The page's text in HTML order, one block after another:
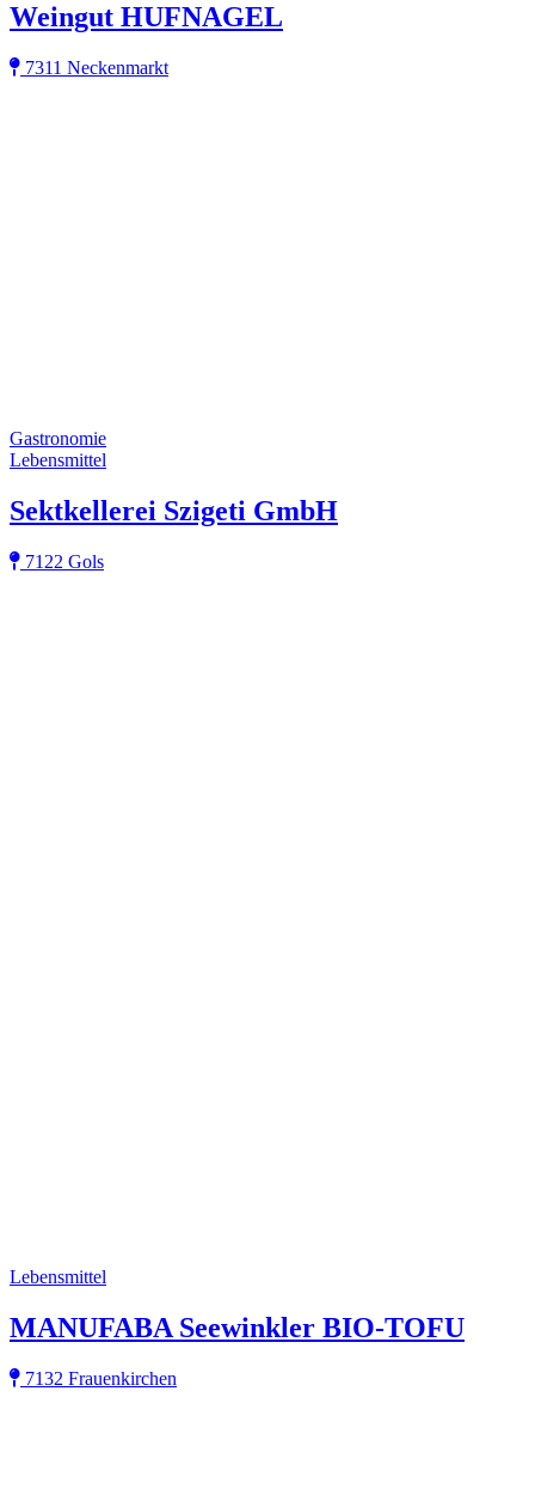
Weingut HUFNAGEL
7311 Neckenmarkt
Gastronomie
Lebensmittel
Sektkellerei Szigeti GmbH
7122 Gols
Lebensmittel
MANUFABA Seewinkler BIO-TOFU
7132 Frauenkirchen